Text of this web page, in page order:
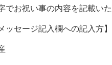
でお祝い事の内容を記載いた
ッセージ記入欄への記入方】